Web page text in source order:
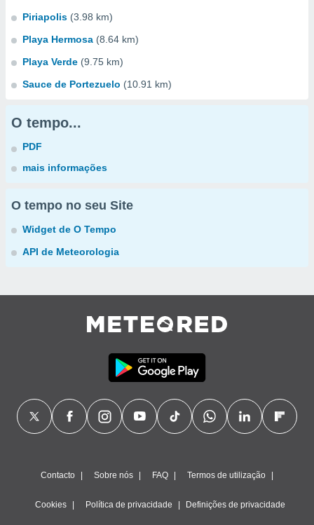
Piriapolis (3.98 km)
Playa Hermosa (8.64 km)
Playa Verde (9.75 km)
Sauce de Portezuelo (10.91 km)
O tempo...
PDF
mais informações
O tempo no seu Site
Widget de O Tempo
API de Meteorologia
Contacto Sobre nós FAQ Termos de utilização
Cookies Política de privacidade Definições de privacidade